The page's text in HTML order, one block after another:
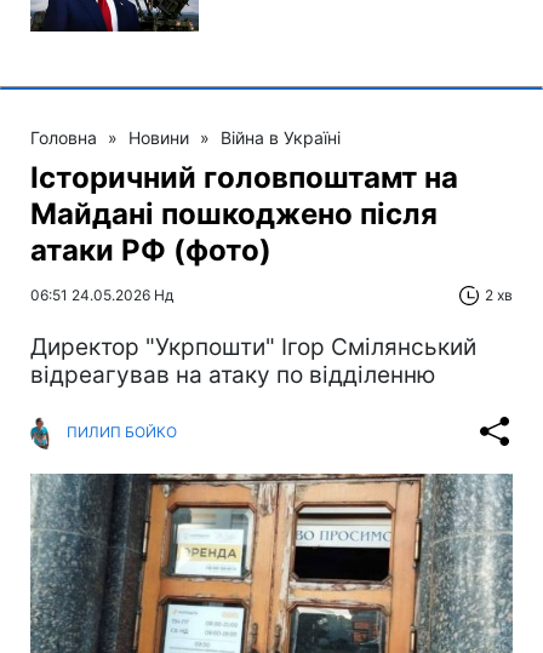
Головна » Новини » Війна в Україні
Історичний головпоштамт на
Майдані пошкоджено після
атаки РФ (фото)
06:51 24.05.2026 Нд 2 хв
Директор "Укрпошти" Ігор Смілянський
відреагував на атаку по відділенню
ПИЛИП БОЙКО